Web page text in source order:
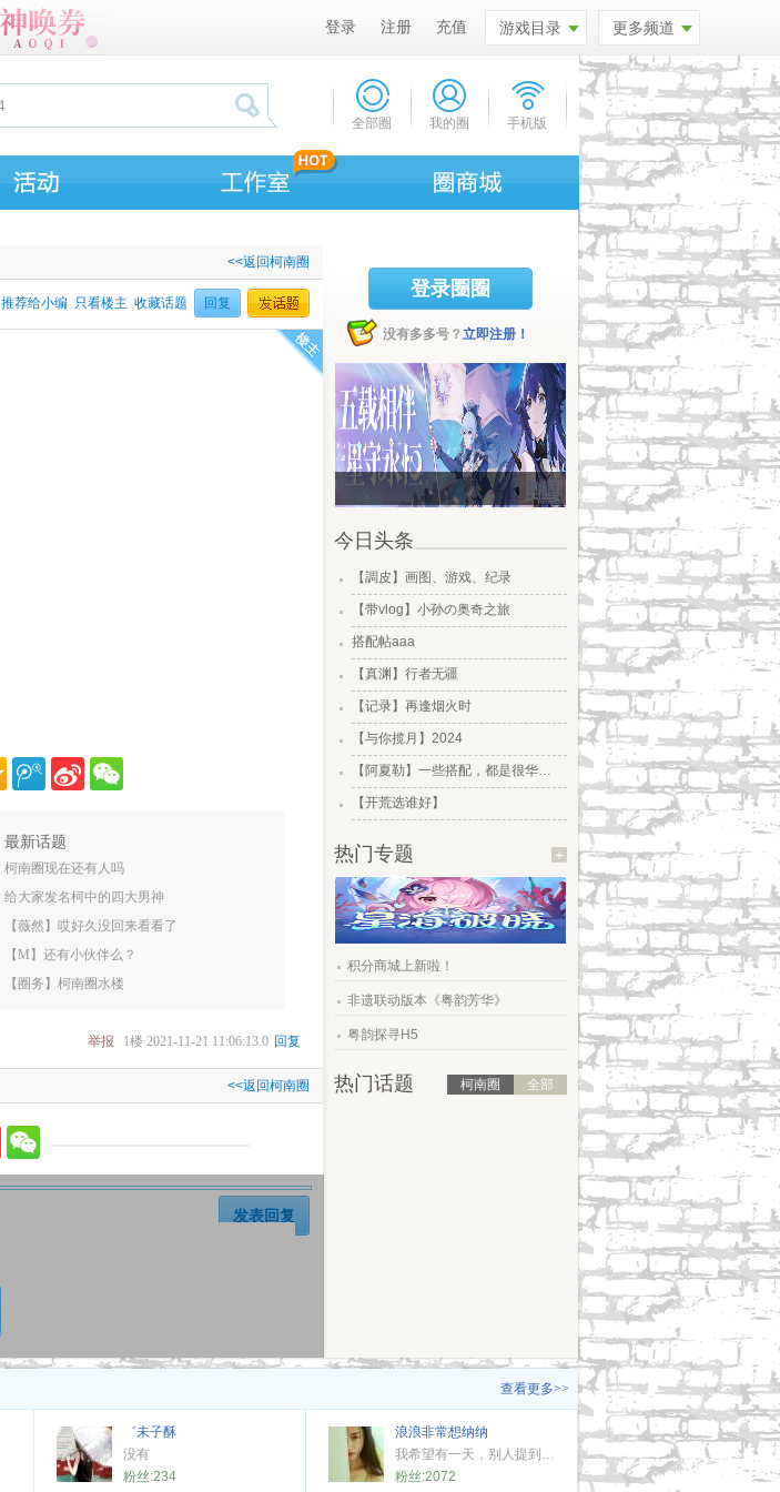
充值 游戏目录 更多频道
登录 注册
全部圈 我的圈 手机版
<<返回柯南圈
回复
收藏话题
只看楼主
推荐给小编
最新话题
柯南圈现在还有人吗
给大家发名柯中的四大男神
【薇然】哎好久没回来看看了
【M】还有小伙伴么？
【圈务】柯南圈水楼
回复
举报 1楼 2021-11-21 11:06:13.0
<<返回柯南圈
发表回复
登录圈圈
没有多多号？ 立即注册！
今日头条
. 【調皮】画图、游戏、纪录
. 【带vlog】小孙の奥奇之旅
. 搭配帖aaa
. 【真渊】行者无疆
. 【记录】再逢烟火时
. 【与你揽月】2024
. 【阿夏勒】一些搭配，都是很华丽的一些搭配
. 【开荒选谁好】
热门专题 +
. 积分商城上新啦！
. 非遗联动版本《粤韵芳华》
. 粤韵探寻H5
热门话题 全部
柯南圈
查看更多>>
゛未子酥
没有
粉丝:234
浪浪非常想纳纳
我希望有一天，别人提到我时会骄傲(‾◡◝)
粉丝:2072